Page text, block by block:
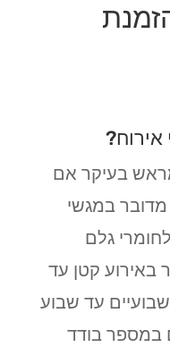
אירוח?
בעיקר אם
מדובר במגשי
גלם
באירוע קטן עד
שבועיים עד שבוע
במספר בודד